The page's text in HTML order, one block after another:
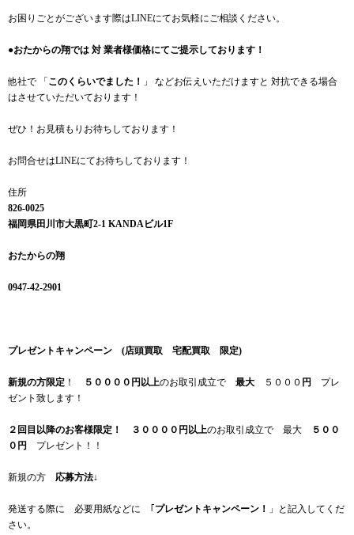
お困りごとがございます際はLINEにてお気軽にご相談ください。
●おたからの翔では 対 業者様価格にてご提示しております！
他社で 「 このくらいでました！
」 などお伝えいただけますと 対抗できる場合
はさせていただいております！
ぜひ！お見積もりお待ちしております！
お問合せはLINEにてお待ちしております！
住所
826-0025
福岡県田川市大黒町2-1 KANDAビル1F
おたからの翔
0947-42-2901
プレゼントキャンペーン (店頭買取 宅配買取 限定)
新規の方限定 ！ ５００００円以上のお取引成立で 最大 ５０００ 円 プレ
ゼント致します！
２回目以降のお客様限定！ ３００００円以上のお取引成立で 最大
５００
０円
プレゼント！！
新規の方 応募方法↓
発送する際に 必要用紙などに ｢ プレゼントキャンペーン！
」と記入してくだ
さい。